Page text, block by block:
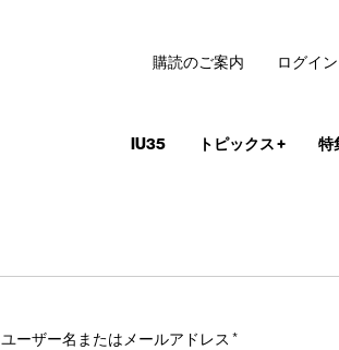
IU35 トピックス+ 特
購読のご案内 ログイン
ユーザー名またはメールアドレス*必